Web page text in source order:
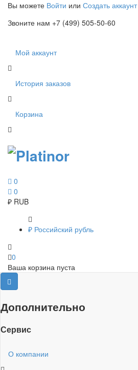
Вы можете Войти или Создать аккаунт
Звоните нам +7 (499) 505-50-60
Мой аккаунт
История заказов
Корзина
0
0
₽ RUB
₽ Российский рубль
0
Ваша корзина пуста
Дополнительно
Сервис
О компании